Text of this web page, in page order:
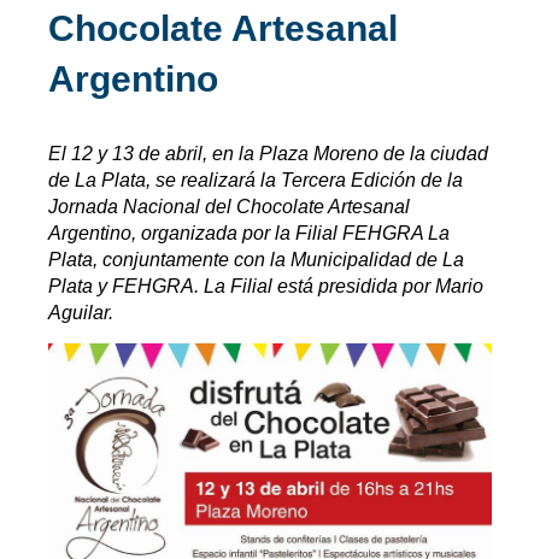
Chocolate Artesanal
Argentino
El 12 y 13 de abril, en la Plaza Moreno de la ciudad
de La Plata, se realizará la Tercera Edición de la
Jornada Nacional del Chocolate Artesanal
Argentino, organizada por la Filial FEHGRA La
Plata, conjuntamente con la Municipalidad de La
Plata y FEHGRA. La Filial está presidida por Mario
Aguilar.